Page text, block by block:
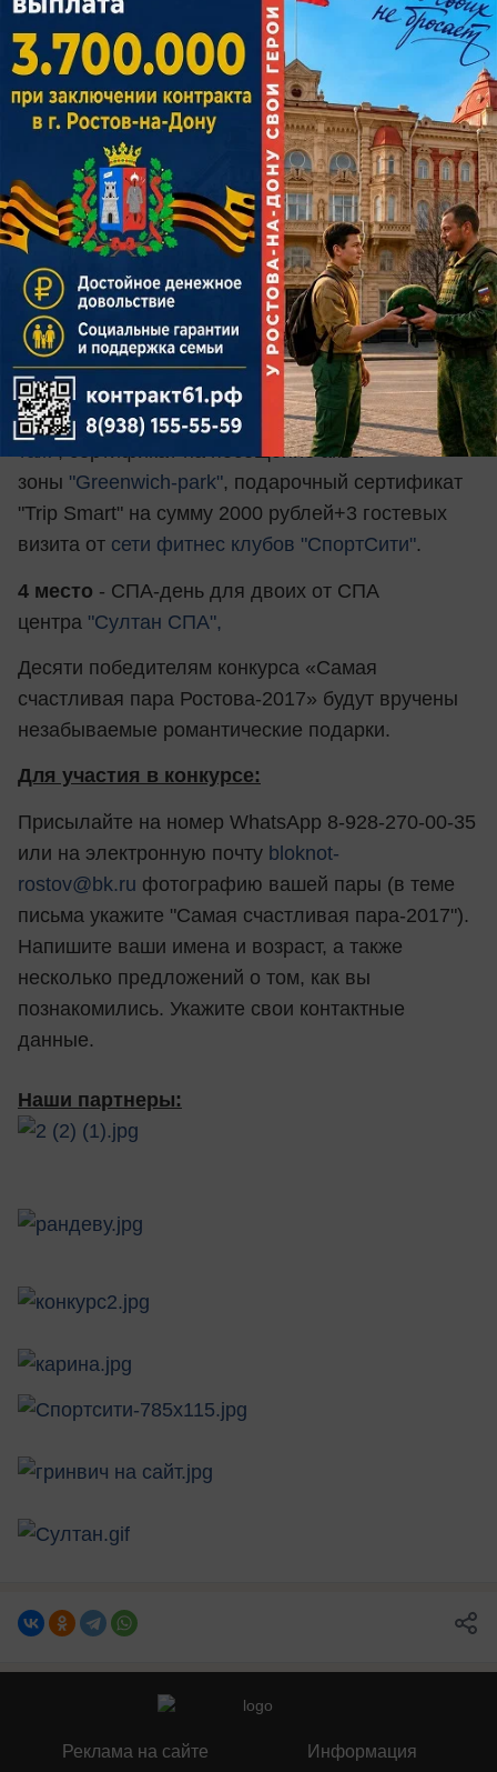
для влюбленных" - 2 абонемента на месяц
от сети фитнес клубов "СпортСити"
2 место- романтическое свидание на крыше
от Агентства оригинальных свиданий
"Рандеву", сертификат на 2000 рублей в
стоматологическую клинику"Эль-таж",
сертификат на посещение аква-зоны"Greenwich-
park"и подарочный сертификат на "Coral Travel"
на сумму 3000 рублей+абонимент на 7 дней
отсети фитнес клубов "СпортСити"
3 место- ужин со второй половинкой
от"Sonm" Bar & Kitchen, сертификат на 1000
рублей в стоматологическую клинику "Эль-
таж", сертификат на посещение аква-
зоны "Greenwich-park", подарочный сертификат
"Trip Smart" на сумму 2000 рублей+3 гостевых
визита от сети фитнес клубов "СпортСити".
4 место - СПА-день для двоих от СПА
центра "Султан СПА",
Десяти победителям конкурса «Самая
счастливая пара Ростова-2017» будут вручены
незабываемые романтические подарки.
Для участия в конкурсе:
Присылайте на номер WhatsApp 8-928-270-00-35
или на электронную почту bloknot-
rostov@bk.ru фотографию вашей пары (в теме
письма укажите "Самая счастливая пара-2017").
Напишите ваши имена и возраст, а также
несколько предложений о том, как вы
познакомились. Укажите свои контактные
данные.
Наши партнеры:
Реклама на сайте Информация